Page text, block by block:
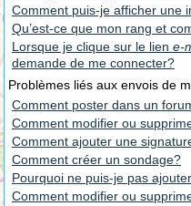
Comment puis-je afficher une
Qu’est-ce que mon rang et
Lorsque je clique sur le lien e-
demande de me connecter?
Problèmes liés aux envois de
Comment poster dans un
Comment modifier ou
Comment ajouter une
Comment créer un sondage?
Pourquoi ne puis-je pas
Comment modifier ou